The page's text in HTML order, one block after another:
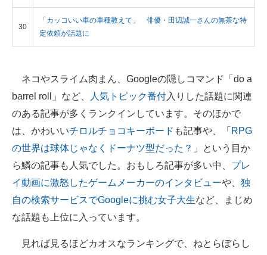
30
「カッコいい車の車種教えて」 俳優・田辺誠一さんの無茶な特
定依頼が話題に
ネコやスライム肉まん、Googleの隠しコマンド「do a
barrel roll」など、
人気トピック番付入りした話題に関連
のある記事が多くランクインしています。そのほかで
は、かわいいチロルチョコキーボード も記事や、「 RPG
の世界は球体じゃなくドーナツ型だった？ 」という目か
ら鱗の記事も人気でした。おもしろ記事が多い中、 プレ
イ動画に激怒したゲームメーカーのインタビューや、 独
自の検索サービスでGoogleに挑む女子大生など、まじめ
な話題も上位に入っています。
見れば見るほどカオスなランキングで、ねとらぼらし